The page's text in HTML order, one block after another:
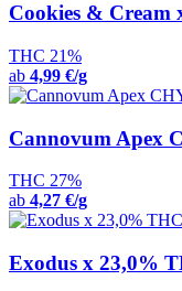
Cookies &
THC 21%
ab 4,99 €/g
Cannovum Apex
THC 27%
ab 4,27 €/g
Exodus x 23,0%